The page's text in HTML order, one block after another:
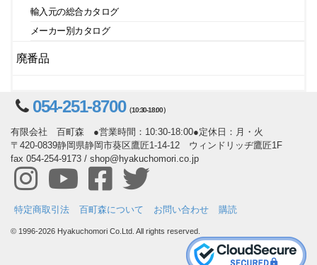
輸入元の総合カタログ
メーカー別カタログ
廃番品
054-251-8700（10:30-18:00）
有限会社 百町森 ●営業時間：10:30-18:00●定休日：月・火
〒420-0839静岡県静岡市葵区鷹匠1-14-12 ウィンドリッヂ鷹匠1F
fax 054-254-9173 / shop@hyakuchomori.co.jp
特定商取引法 百町森について お問い合わせ 購読
© 1996-2026 Hyakuchomori Co.Ltd. All rights reserved.